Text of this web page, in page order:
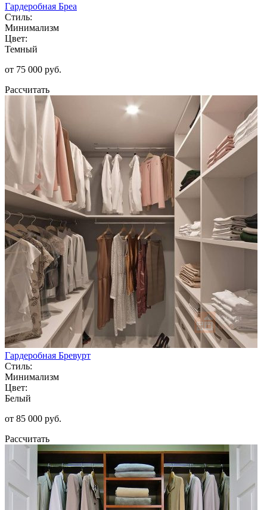
Гардеробная Бреа
Стиль:
Минимализм
Цвет:
Темный
от 75 000 руб.
Рассчитать
Гардеробная Бревурт
Стиль:
Минимализм
Цвет:
Белый
от 85 000 руб.
Рассчитать